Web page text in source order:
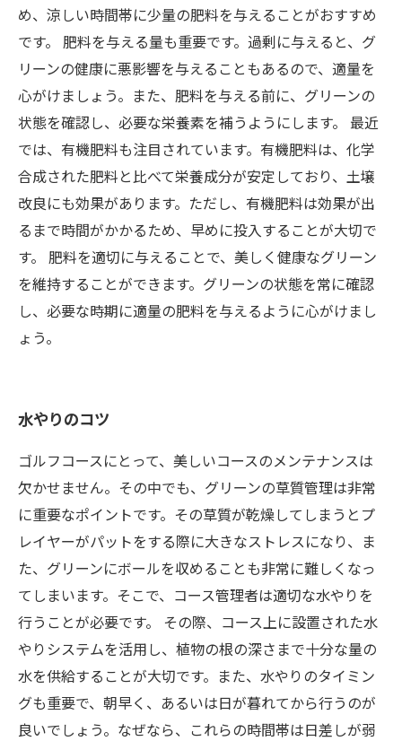
め、涼しい時間帯に少量の肥料を与えることがおすすめ
です。 肥料を与える量も重要です。過剰に与えると、グ
リーンの健康に悪影響を与えることもあるので、適量を
心がけましょう。また、肥料を与える前に、グリーンの
状態を確認し、必要な栄養素を補うようにします。 最近
では、有機肥料も注目されています。有機肥料は、化学
合成された肥料と比べて栄養成分が安定しており、土壌
改良にも効果があります。ただし、有機肥料は効果が出
るまで時間がかかるため、早めに投入することが大切で
す。 肥料を適切に与えることで、美しく健康なグリーン
を維持することができます。グリーンの状態を常に確認
し、必要な時期に適量の肥料を与えるように心がけまし
ょう。
水やりのコツ
ゴルフコースにとって、美しいコースのメンテナンスは
欠かせません。その中でも、グリーンの草質管理は非常
に重要なポイントです。その草質が乾燥してしまうとプ
レイヤーがパットをする際に大きなストレスになり、ま
た、グリーンにボールを収めることも非常に難しくなっ
てしまいます。そこで、コース管理者は適切な水やりを
行うことが必要です。 その際、コース上に設置された水
やりシステムを活用し、植物の根の深さまで十分な量の
水を供給することが大切です。また、水やりのタイミン
グも重要で、朝早く、あるいは日が暮れてから行うのが
良いでしょう。なぜなら、これらの時間帯は日差しが弱